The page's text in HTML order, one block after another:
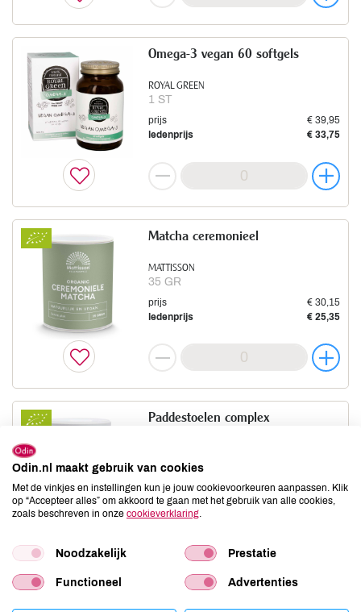
ROYAL GREEN
1 ST
Omega-3 vegan 60 softgels
prijs
€ 39,95
ledenprijs
€ 33,75
MATTISSON
35 GR
Matcha ceremonieel
prijs
€ 30,15
ledenprijs
€ 25,35
100 GR
Paddestoelen complex
prijs
€ 26,85
ledenprijs
€ 22,85
Odin.nl maakt gebruik van cookies
Met de vinkjes en instellingen kun je jouw cookievoorkeuren aanpassen. Klik
op “Accepteer alles” om akkoord te gaan met het gebruik van alle cookies,
zoals beschreven in onze cookieverklaring.
Noodzakelijk Prestatie
Functioneel Advertenties